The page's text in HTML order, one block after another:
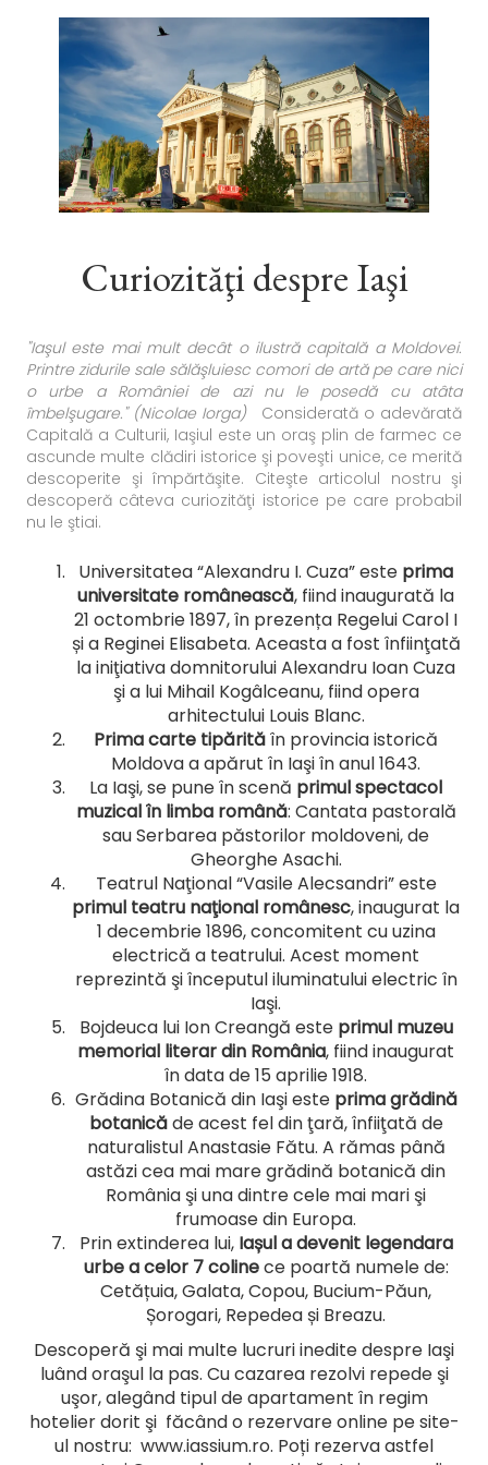
Curiozităţi despre Iaşi
"Iaşul este mai mult decât o ilustră capitală a Moldovei.
Printre zidurile sale sălăşluiesc comori de artă pe care nici
o urbe a României de azi nu le posedă cu atâta
îmbelşugare." (Nicolae Iorga)Considerată o adevărată
Capitală a Culturii, Iaşiul este un oraş plin de farmec ce
ascunde multe clădiri istorice şi poveşti unice, ce merită
descoperite şi împărtăşite. Citeşte articolul nostru şi
descoperă câteva curiozităţi istorice pe care probabil
nu le ştiai.
Universitatea “Alexandru I. Cuza” este prima
universitate românească, fiind inaugurată la
21 octombrie 1897, în prezența Regelui Carol I
și a Reginei Elisabeta. Aceasta a fost înfiinţată
la iniţiativa domnitorului Alexandru Ioan Cuza
şi a lui Mihail Kogâlceanu, fiind opera
arhitectului Louis Blanc.
Prima carte tipărităîn provincia istorică
Moldova a apărut în Iaşi în anul 1643.
La Iaşi, se pune în scenă primul spectacol
muzical în limba română: Cantata pastorală
sau Serbarea păstorilor moldoveni, de
Gheorghe Asachi.
Teatrul Naţional “Vasile Alecsandri” este
primul teatru naţional românesc, inaugurat la
1 decembrie 1896, concomitent cu uzina
electrică a teatrului. Acest moment
reprezintă şi începutul iluminatului electric în
Iaşi.
Bojdeuca lui Ion Creangă este primul muzeu
memorial literar din România, fiind inaugurat
în data de 15 aprilie 1918.
Grădina Botanică din Iaşi este prima grădină
botanicăde acest fel din ţară, înfiiţată de
naturalistul Anastasie Fătu. A rămas până
astăzi cea mai mare grădină botanică din
România şi una dintre cele mai mari şi
frumoase din Europa.
Prin extinderea lui, Iașul a devenit legendara
urbe a celor 7 colinece poartă numele de:
Cetățuia, Galata, Copou, Bucium-Păun,
Șorogari, Repedea și Breazu.
Descoperă şi mai multe lucruri inedite despre Iaşi
luând oraşul la pas. Cu cazarea rezolvi repede şi
uşor, alegând tipul de apartament în regim
hotelier dorit şi făcând o rezervare online pe site-
ul nostru: www.iassium.ro. Poți rezerva astfel